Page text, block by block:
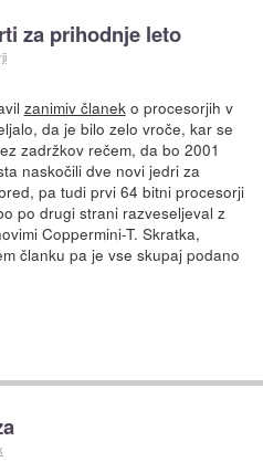
za prihodnje leto
zanimiv članeko procesorjih v
da je bilo zelo vroče, kar se
zadržkov rečem, da bo 2001
naskočili dve novi jedri za
pa tudi prvi 64 bitni procesorji
po drugi strani razveseljeval z
Coppermini-T. Skratka,
članku pa je vse skupaj podano